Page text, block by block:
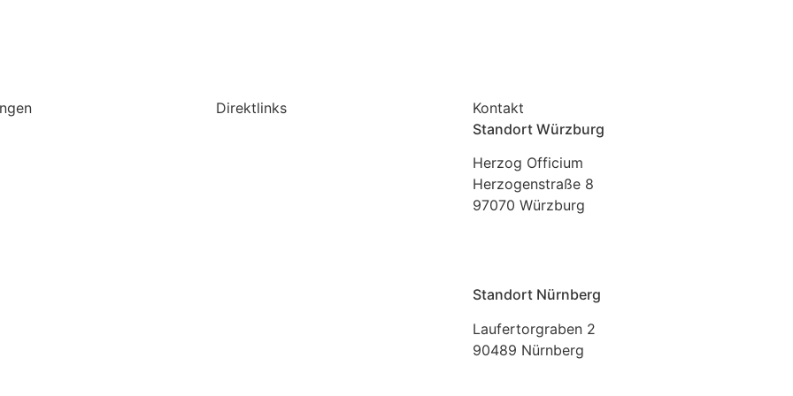
Direktlinks
Kontakt
Standort Würzburg
Herzog Officium
Herzogenstraße 8
97070 Würzburg
Standort Nürnberg
Laufertorgraben 2
90489 Nürnberg